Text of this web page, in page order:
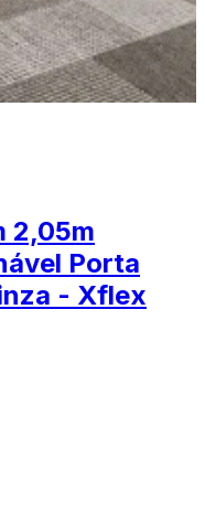
2,05m
Porta
- Xflex